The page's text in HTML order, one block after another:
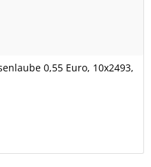
0,55 Euro, 10x2493,